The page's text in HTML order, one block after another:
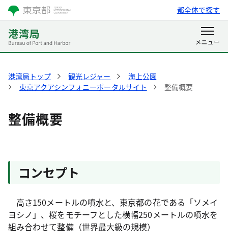
都全体で探す
港湾局トップ 観光レジャー
海上公園
東京アクアシンフォニーポータルサイト
整備概要
整備概要
コンセプト
高さ150メートルの噴水と、東京都の花である「ソメイ
ヨシノ」、桜をモチーフとした横幅250メートルの噴水を
組み合わせて整備（世界最大級の規模）